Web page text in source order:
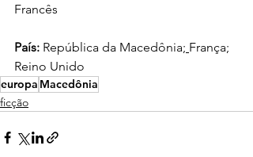
Francês
País: República da Macedônia; França;
Reino Unido
europa Macedônia
ficção